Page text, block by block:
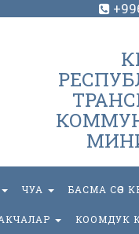
ЧУА БАСМА СӨЗ
КООМДУК